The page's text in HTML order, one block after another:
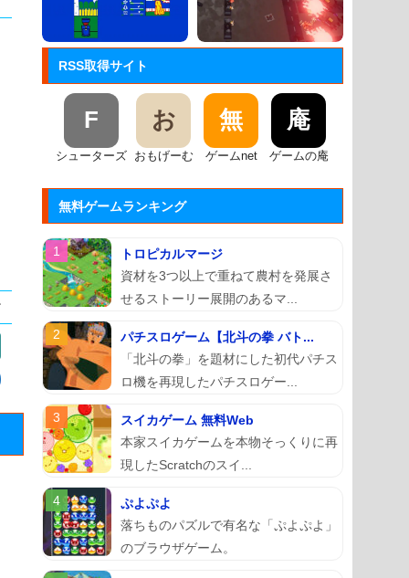
RSS取得サイト
F
シューターズ
お
おもげーむ
無
ゲームnet
庵
ゲームの庵
無料ゲームランキング
トロピカルマージ
資材を3つ以上で重ねて農村を発展さ
せるストーリー展開のあるマ...
パチスロゲーム【北斗の拳 バト...
「北斗の拳」を題材にした初代パチス
ロ機を再現したパチスロゲー...
スイカゲーム 無料Web
本家スイカゲームを本物そっくりに再
現したScratchのスイ...
ぷよぷよ
落ちものパズルで有名な「ぷよぷよ」
のブラウザゲーム。